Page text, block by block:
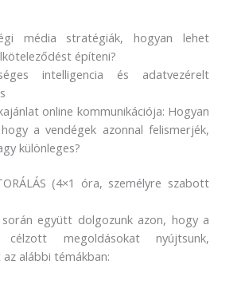
média stratégiák, hogyan lehet
építeni?
intelligencia és adatvezérelt
online kommunikációja: Hogyan
a vendégek azonnal felismerjék,
különleges?
(4×1 óra, személyre szabott
együtt dolgozunk azon, hogy a
célzott megoldásokat nyújtsunk,
alábbi témákban: